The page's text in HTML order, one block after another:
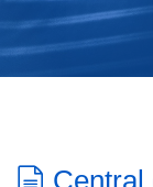
Central